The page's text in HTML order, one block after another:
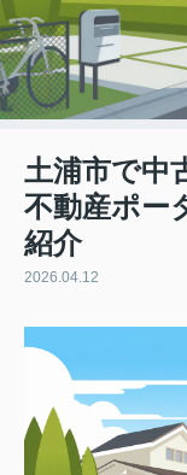
土浦市で中
不動産ポー
紹介
2026.04.12